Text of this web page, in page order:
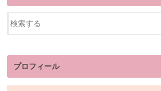
プロフィール